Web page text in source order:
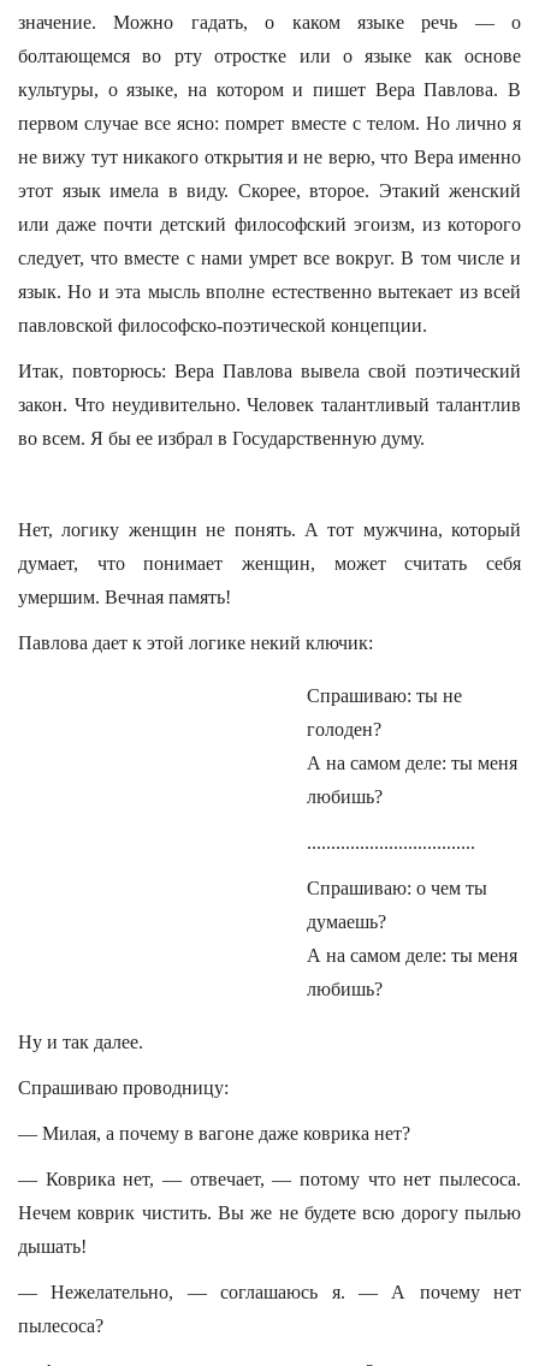
значение. Можно гадать, о каком языке речь — о
болтающемся во рту отростке или о языке как основе
культуры, о языке, на котором и пишет Вера Павлова. В
первом случае все ясно: помрет вместе с телом. Но лично я
не вижу тут никакого открытия и не верю, что Вера именно
этот язык имела в виду. Скорее, второе. Этакий женский
или даже почти детский философский эгоизм, из которого
следует, что вместе с нами умрет все вокруг. В том числе и
язык. Но и эта мысль вполне естественно вытекает из всей
павловской философско-поэтической концепции.
Итак, повторюсь: Вера Павлова вывела свой поэтический
закон. Что неудивительно. Человек талантливый талантлив
во всем. Я бы ее избрал в Государственную думу.
Нет, логику женщин не понять. А тот мужчина, который
думает, что понимает женщин, может считать себя
умершим. Вечная память!
Павлова дает к этой логике некий ключик:
Спрашиваю: ты не
голоден?
А на самом деле: ты меня
любишь?
...................................
Спрашиваю: о чем ты
думаешь?
А на самом деле: ты меня
любишь?
Ну и так далее.
Спрашиваю проводницу:
— Милая, а почему в вагоне даже коврика нет?
— Коврика нет, — отвечает, — потому что нет пылесоса.
Нечем коврик чистить. Вы же не будете всю дорогу пылью
дышать!
— Нежелательно, — соглашаюсь я. — А почему нет
пылесоса?